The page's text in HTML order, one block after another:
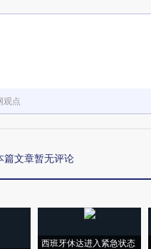
观点
篇文章暂无评论
西班牙休达进入紧急状态